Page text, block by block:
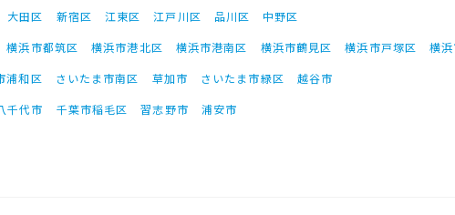
大田区 新宿区 江東区 江戸川区 品川区
中野区
横浜市都筑区 横浜市港北区 横浜市港南区 横浜市鶴見区 横浜市戸塚区
横
浦和区 さいたま市南区 草加市 さいたま市緑区
越谷市
千代市 千葉市稲毛区 習志野市 浦安市